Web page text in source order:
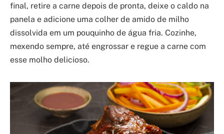
final, retire a carne depois de pronta, deixe o caldo na
panela e adicione uma colher de amido de milho
dissolvida em um pouquinho de água fria. Cozinhe,
mexendo sempre, até engrossar e regue a carne com
esse molho delicioso.